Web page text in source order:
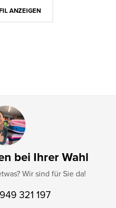
bei Ihrer Wahl
Wir sind für Sie da!
321 197
ANZEIGEN